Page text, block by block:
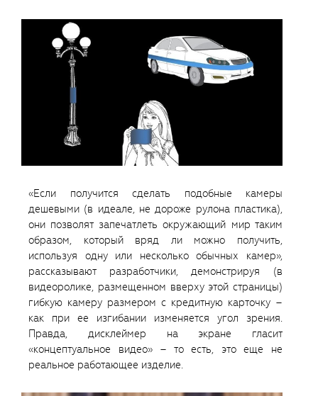
«Если получится сделать подобные камеры
дешевыми (в идеале, не дороже рулона пластика),
они позволят запечатлеть окружающий мир таким
образом, который вряд ли можно получить,
используя одну или несколько обычных камер»,
рассказывают разработчики, демонстрируя (в
видеоролике, размещенном вверху этой страницы)
гибкую камеру размером с кредитную карточку –
как при ее изгибании изменяется угол зрения.
Правда, дисклеймер на экране гласит
«концептуальное видео» – то есть, это еще не
реальное работающее изделие.